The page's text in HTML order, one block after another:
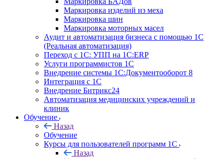
Маркировка изделий из меха
Маркировка шин
Маркировка моторных масел
Аудит и автоматизация бизнеса с помощью 1С
(Реальная автоматизация)
Переход с 1С: УПП на 1С:ERP
Услуги программистов 1С
Внедрение системы 1С:Документооборот 8
Интеграция с 1С
Внедрение Битрикс24
Автоматизация медицинских учреждений и
клиник
Обучение
Назад
Обучение
Курсы для пользователей программ 1С
Назад